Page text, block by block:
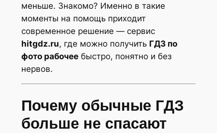
меньше. Знакомо? Именно в такие
моменты на помощь приходит
современное решение — сервис
hitgdz.ru, где можно получить ГДЗ по
фото рабочеебыстро, понятно и без
нервов.
Почему обычные ГДЗ
больше не спасают